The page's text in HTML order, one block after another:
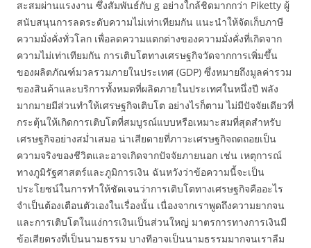
สะสมผ่านแรงงาน ซึ่งสัมพันธ์กับ g อย่างใกล้ชิดมากกว่า Piketty ผู้
สนับสนุนการลดระดับความไม่เท่าเทียมกัน แนะนำให้จัดเก็บภาษี
ความมั่งคั่งทั่วโลก เพื่อลดความแตกต่างของความมั่งคั่งที่เกิดจาก
ความไม่เท่าเทียมกัน การเติบโตทางเศรษฐกิจวัดจากการเพิ่มขึ้น
ของผลิตภัณฑ์มวลรวมภายในประเทศ (GDP) ซึ่งหมายถึงมูลค่ารวม
ของสินค้าและบริการทั้งหมดที่ผลิตภายในประเทศในหนึ่งปี พลัง
มากมายมีส่วนทำให้เศรษฐกิจเติบโต อย่างไรก็ตาม ไม่มีปัจจัยเดียวที่
กระตุ้นให้เกิดการเติบโตที่สมบูรณ์แบบหรือเหมาะสมที่สุดสำหรับ
เศรษฐกิจอย่างสม่ำเสมอ น่าเสียดายที่ภาวะเศรษฐกิจถดถอยเป็น
ความจริงของชีวิตและอาจเกิดจากปัจจัยภายนอก เช่น เหตุการณ์
ทางภูมิรัฐศาสตร์และภูมิการเงิน ฉันหวังว่าข้อความนี้จะเป็น
ประโยชน์ในการทำให้ชัดเจนว่าการเติบโตทางเศรษฐกิจคืออะไร
จำเป็นต้องเตือนตัวเองในเรื่องนั้น เนื่องจากเราพูดถึงความยากจน
และการเติบโตในแง่การเงินเป็นส่วนใหญ่ มาตรการทางการเงินมี
ข้อเสียตรงที่เป็นนามธรรม บางทีอาจเป็นนามธรรมมากจนเราลืม